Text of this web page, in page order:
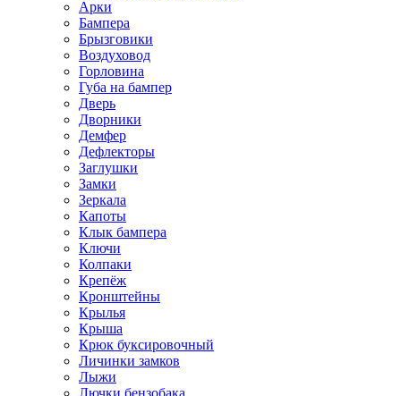
Арки
Бампера
Брызговики
Воздуховод
Горловина
Губа на бампер
Дверь
Дворники
Демфер
Дефлекторы
Заглушки
Замки
Зеркала
Капоты
Клык бампера
Ключи
Колпаки
Крепёж
Кронштейны
Крылья
Крыша
Крюк буксировочный
Личинки замков
Лыжи